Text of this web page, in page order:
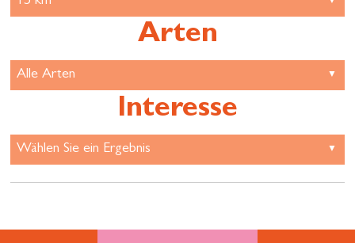
Arten
Interesse